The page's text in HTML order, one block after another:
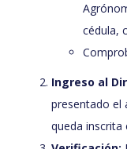
cédula,
Ingreso al
presentado el
queda inscrita